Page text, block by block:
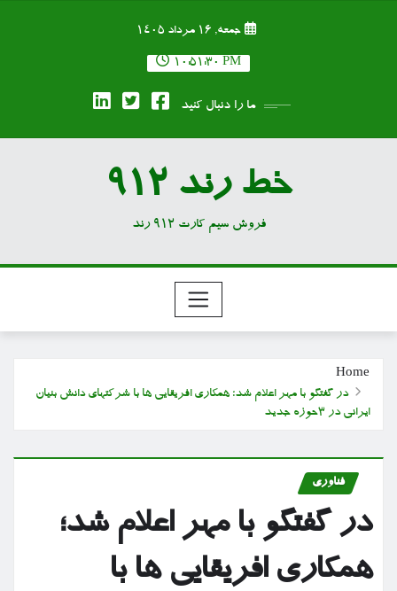
جمعه, ۱۶ مرداد ۱۴۰۵
10:51:30 PM
ما را دنبال کنید
خط رند 912
فروش سیم کارت 912 رند
Home
در گفتگو با مهر اعلام شد؛ همکاری افریقایی ها با شرکتهای دانش بنیان
ایرانی در ۳حوزه جدید
فناوری
در گفتگو با مهر اعلام شد؛
همکاری افریقایی ها با